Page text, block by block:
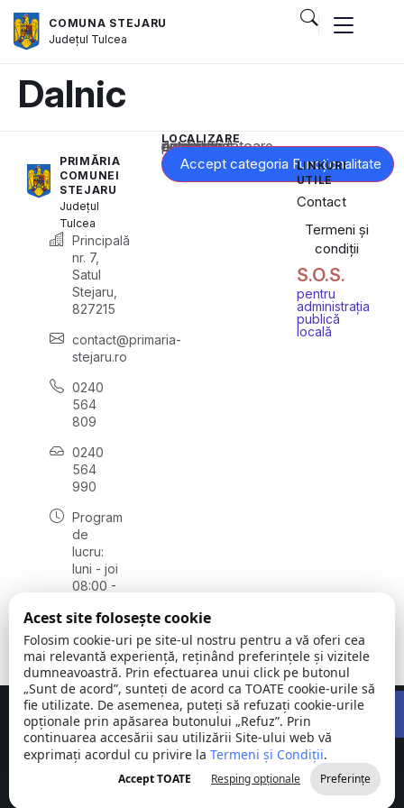
COMUNA STEJARU
Județul Tulcea
Dalnic
PRIMĂRIA
COMUNEI
STEJARU
Județul
Tulcea
Principală
nr. 7,
Satul
Stejaru,
827215
contact@primaria-
stejaru.ro
0240
564
809
0240
564
990
Program
de
lucru:
luni - joi
08:00 -
vineri
08:00 -
14:00
LOCALIZARE
Acest conținut este blocat până când acceptați categoria corespunzătoare de cookie-uri.
Accept categoria Funcționalitate
LINKURI
UTILE
Contact
Termeni și
condiții
S.O.S.
pentru
administrația
publică
locală
Comuna
Stejaru |
județul Tulcea
©
2026
Toate
drepturile
rezervate
Concept realizat deBig Media Relații Publice SRL
Acest site folosește cookie
Folosim cookie-uri pe site-ul nostru pentru a vă oferi cea
mai relevantă experiență, reținând preferințele și vizitele
dumneavoastră. Prin efectuarea unui click pe butonul
„Sunt de acord”, sunteți de acord ca TOATE cookie-urile să
fie utilizate. De asemenea, puteți să refuzați cookie-urile
opționale prin apăsarea butonului „Refuz”. Prin
continuarea accesării sau utilizării Site-ului web vă
exprimați acordul cu privire la Termeni și Condiții.
Accept TOATE Resping opționale Preferințe